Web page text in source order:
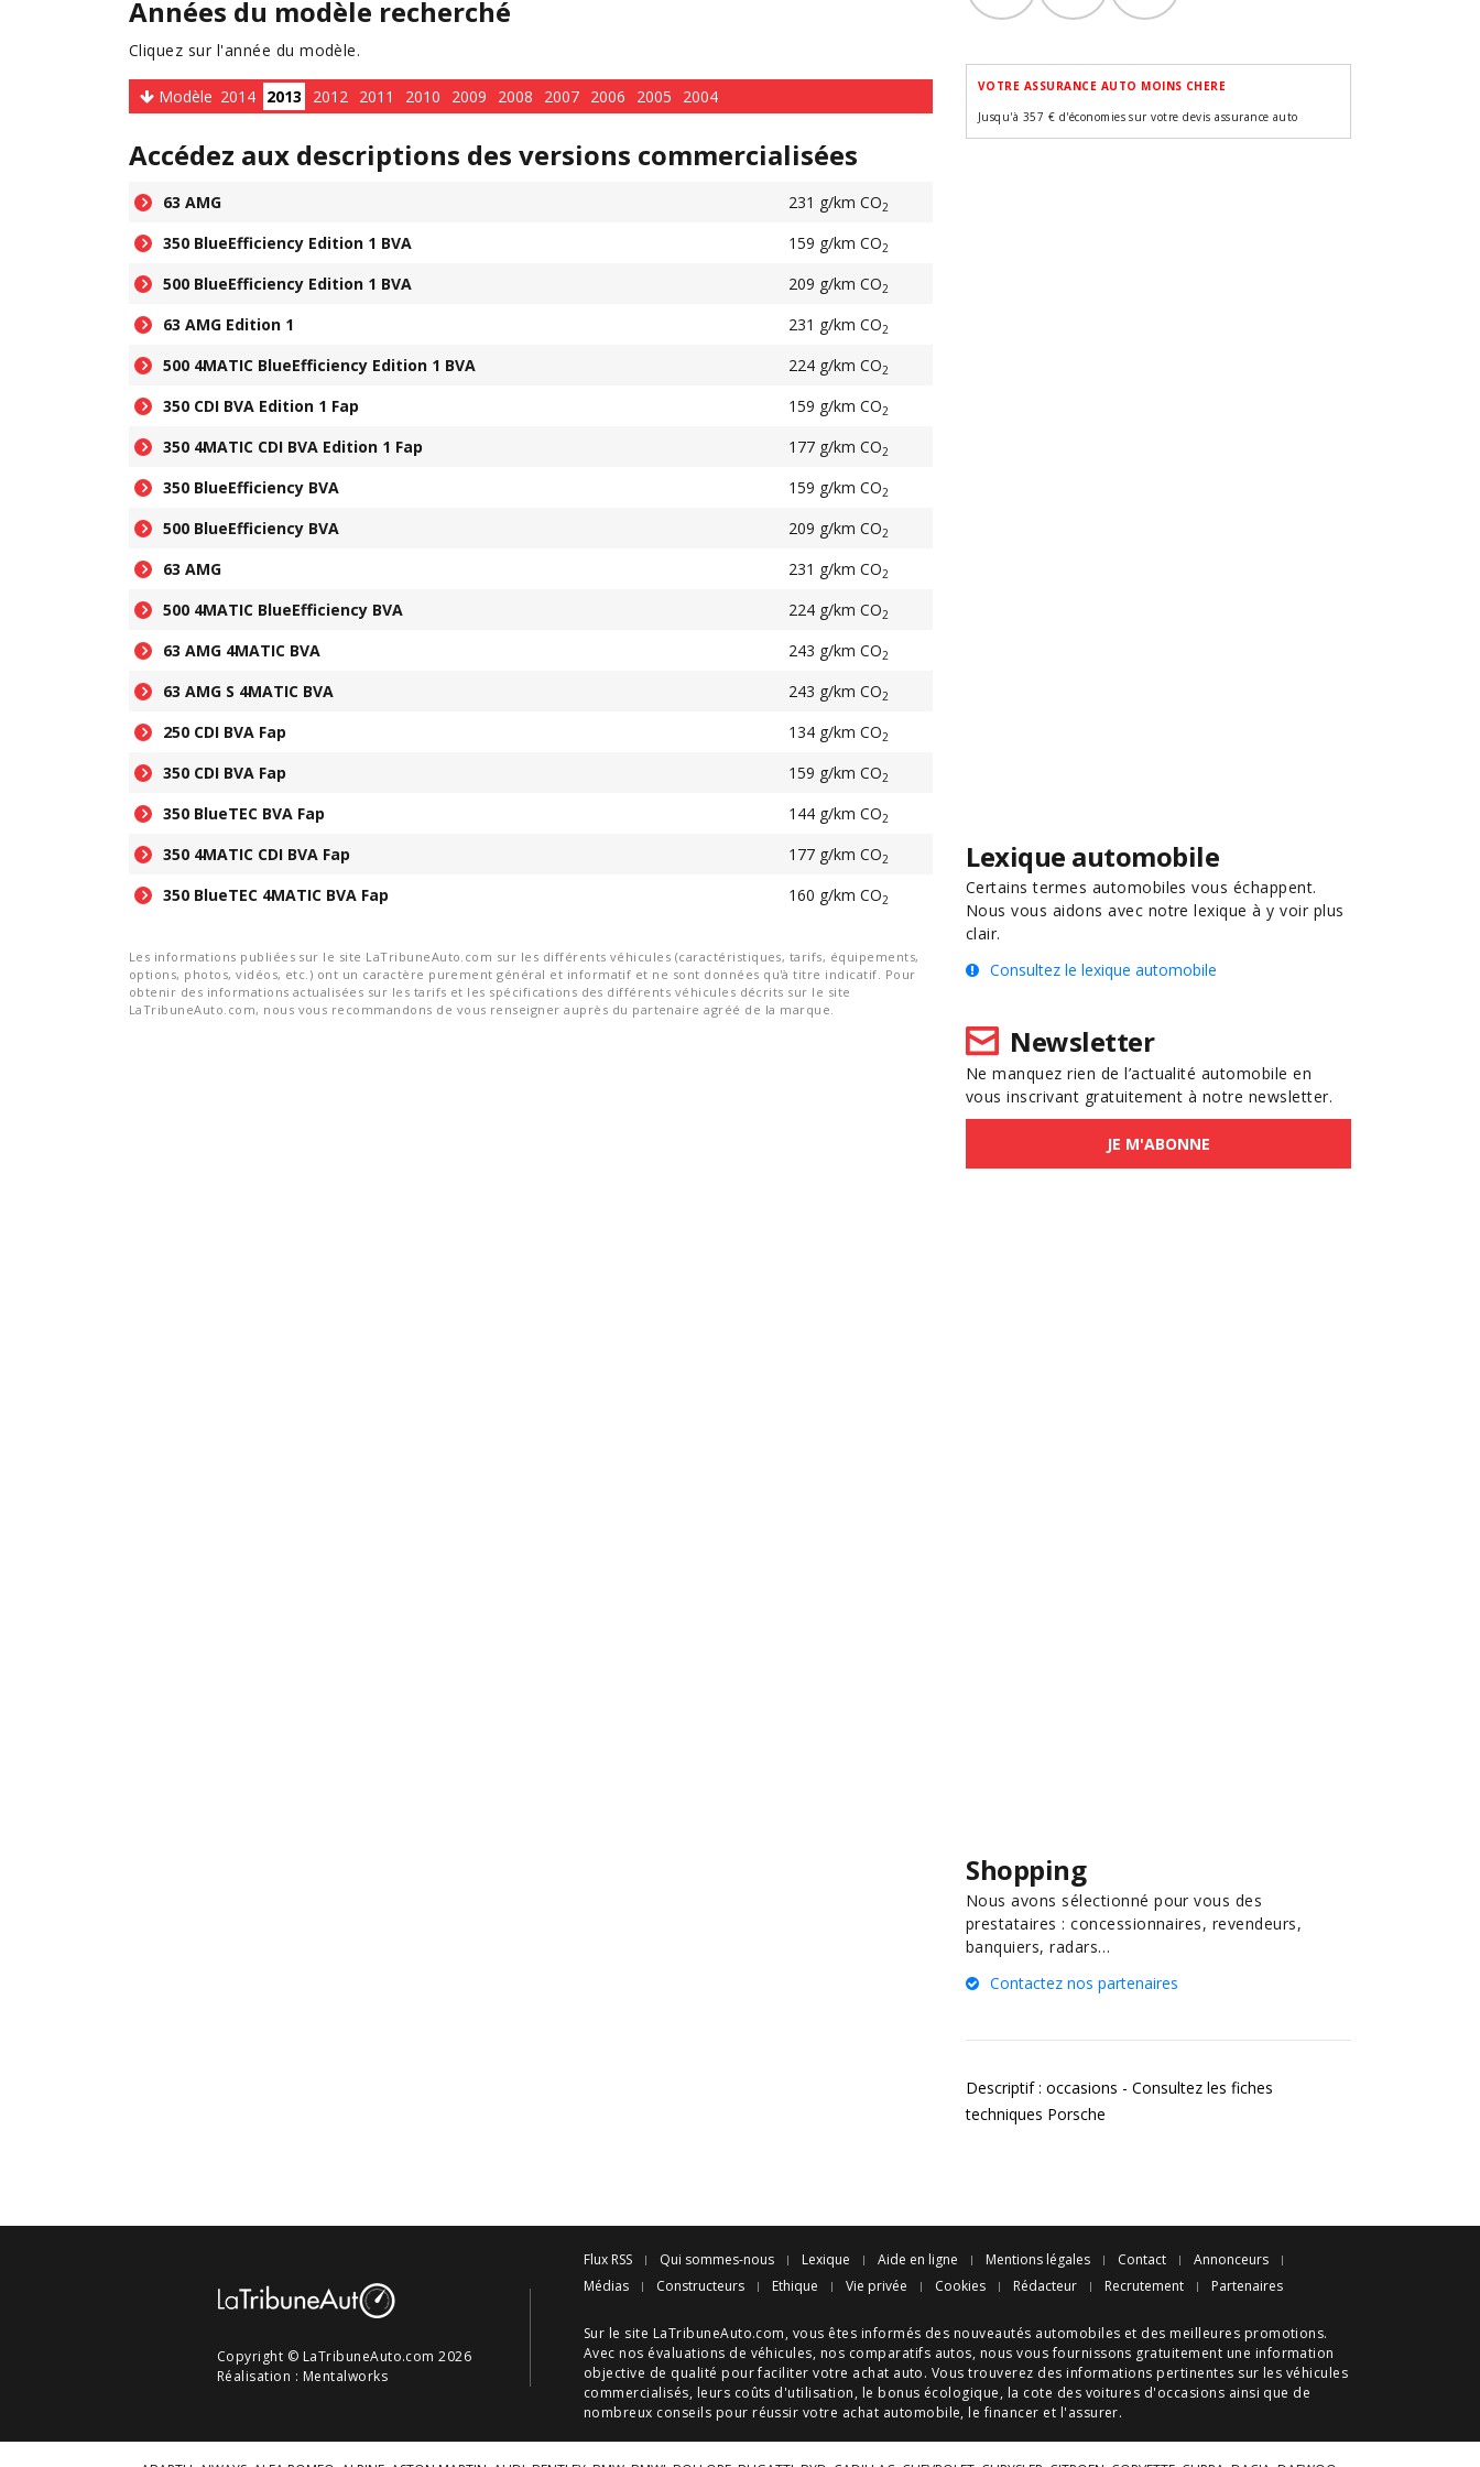
Années du modèle recherché
Cliquez sur l'année du modèle.
Modèle 2014 2013 2012 2011 2010 2009 2008 2007 2006 2005 2004
Accédez aux descriptions des versions commercialisées
63 AMG 231 g/km CO2
350 BlueEfficiency Edition 1 BVA 159 g/km CO2
500 BlueEfficiency Edition 1 BVA 209 g/km CO2
63 AMG Edition 1 231 g/km CO2
500 4MATIC BlueEfficiency Edition 1 BVA 224 g/km CO2
350 CDI BVA Edition 1 Fap 159 g/km CO2
350 4MATIC CDI BVA Edition 1 Fap 177 g/km CO2
350 BlueEfficiency BVA 159 g/km CO2
500 BlueEfficiency BVA 209 g/km CO2
63 AMG 231 g/km CO2
500 4MATIC BlueEfficiency BVA 224 g/km CO2
63 AMG 4MATIC BVA 243 g/km CO2
63 AMG S 4MATIC BVA 243 g/km CO2
250 CDI BVA Fap 134 g/km CO2
350 CDI BVA Fap 159 g/km CO2
350 BlueTEC BVA Fap 144 g/km CO2
350 4MATIC CDI BVA Fap 177 g/km CO2
350 BlueTEC 4MATIC BVA Fap 160 g/km CO2
Les informations publiées sur le site LaTribuneAuto.com sur les différents véhicules (caractéristiques, tarifs, équipements,
options, photos, vidéos, etc.) ont un caractère purement général et informatif et ne sont données qu'à titre indicatif. Pour
obtenir des informations actualisées sur les tarifs et les spécifications des différents véhicules décrits sur le site
LaTribuneAuto.com, nous vous recommandons de vous renseigner auprès du partenaire agréé de la marque.
VOTRE ASSURANCE AUTO MOINS CHERE
Jusqu'à 357 € d'économies sur votre devis assurance auto
Lexique automobile
Certains termes automobiles vous échappent.
Nous vous aidons avec notre lexique à y voir plus
clair.
Consultez le lexique automobile
Newsletter
Ne manquez rien de l’actualité automobile en
vous inscrivant gratuitement à notre newsletter.
JE M'ABONNE
Shopping
Nous avons sélectionné pour vous des
prestataires : concessionnaires, revendeurs,
banquiers, radars…
Contactez nos partenaires
Descriptif : occasions - Consultez les fiches
techniques Porsche
Copyright © LaTribuneAuto.com 2026
Réalisation : Mentalworks
Flux RSS Qui sommes-nous Lexique Aide en ligne Mentions légales Contact
Annonceurs
Médias
Constructeurs Ethique Vie privée Cookies Rédacteur Recrutement Partenaires
Sur le site LaTribuneAuto.com, vous êtes informés des nouveautés automobiles et des meilleures promotions.
Avec nos évaluations de véhicules, nos comparatifs autos, nous vous fournissons gratuitement une information
objective de qualité pour faciliter votre achat auto. Vous trouverez des informations pertinentes sur les véhicules
commercialisés, leurs coûts d'utilisation, le bonus écologique, la cote des voitures d'occasions ainsi que de
nombreux conseils pour réussir votre achat automobile, le financer et l'assurer.